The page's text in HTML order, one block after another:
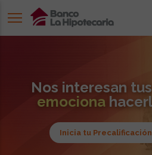
Nos interesan
emociona
Inicia tu